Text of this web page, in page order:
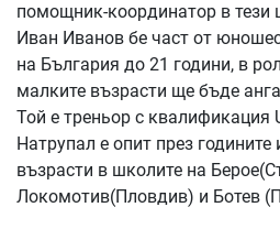
помощник-координатор в тези
Иван Иванов бе част от
на България до 21 години, в
малките възрасти ще бъде
Той е треньор с квалификация
Натрупал е опит през годините
възрасти в школите на
Локомотив(Пловдив) и Ботев